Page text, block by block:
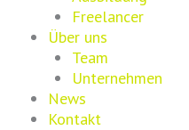
Freelancer
Über uns
Team
Unternehmen
News
Kontakt